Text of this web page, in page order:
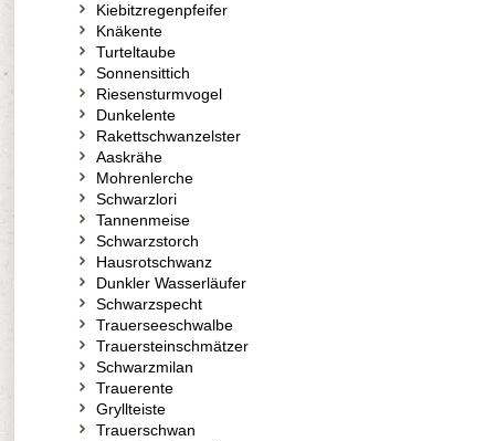
Kiebitzregenpfeifer
Knäkente
Turteltaube
Sonnensittich
Riesensturmvogel
Dunkelente
Rakettschwanzelster
Aaskrähe
Mohrenlerche
Schwarzlori
Tannenmeise
Schwarzstorch
Hausrotschwanz
Dunkler Wasserläufer
Schwarzspecht
Trauerseeschwalbe
Trauersteinschmätzer
Schwarzmilan
Trauerente
Gryllteiste
Trauerschwan